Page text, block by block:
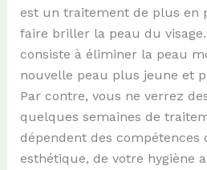
est un traitement de plus en
faire briller la peau du
consiste à éliminer la peau
nouvelle peau plus jeune et
Par contre, vous ne verrez
quelques semaines de
dépendent des compétences
esthétique, de votre hygiène